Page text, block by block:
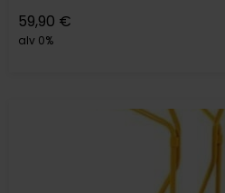
59,90 €
alv 0%